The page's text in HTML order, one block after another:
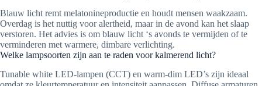
Blauw licht remt melatonineproductie en houdt mensen waakzaam.
Overdag is het nuttig voor alertheid, maar in de avond kan het slaap
verstoren. Het advies is om blauw licht ‘s avonds te vermijden of te
verminderen met warmere, dimbare verlichting.
Welke lampsoorten zijn aan te raden voor kalmerend licht?
Tunable white LED-lampen (CCT) en warm-dim LED’s zijn ideaal